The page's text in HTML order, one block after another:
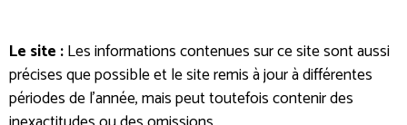
Le site :Les informations contenues sur ce site sont aussi
précises que possible et le site remis à jour à différentes
périodes de l’année, mais peut toutefois contenir des